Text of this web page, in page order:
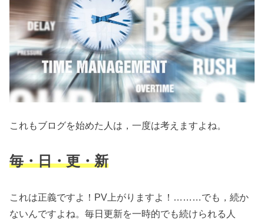
これもブログを始めた人は，一度は考えますよね。
毎・日・更・新
これは正義ですよ！PV上がりますよ！………でも，続か
ないんですよね。毎日更新を一時的でも続けられる人